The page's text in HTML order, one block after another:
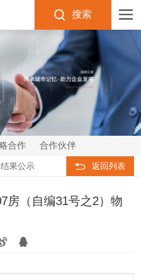
搜索
合作 合作伙伴
果公示 返回列表
房（自编31号之2）物